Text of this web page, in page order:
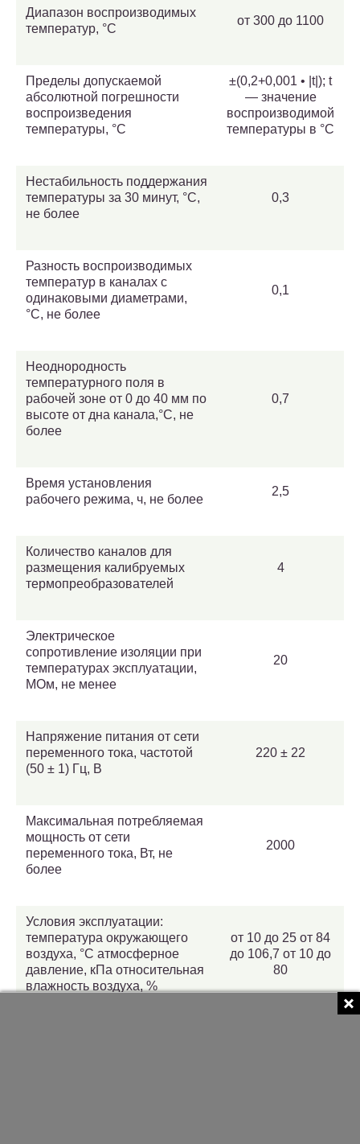
Диапазон воспроизводимых
температур, °С
от 300 до 1100
Пределы допускаемой
абсолютной погрешности
воспроизведения
температуры, °С
±(0,2+0,001 • |t|); t
— значение
воспроизводимой
температуры в °С
Нестабильность поддержания
температуры за 30 минут, °С,
не более
0,3
Разность воспроизводимых
температур в каналах с
одинаковыми диаметрами,
°С, не более
0,1
Неоднородность
температурного поля в
рабочей зоне от 0 до 40 мм по
высоте от дна канала,°С, не
более
0,7
Время установления
рабочего режима, ч, не более
2,5
Количество каналов для
размещения калибруемых
термопреобразователей
4
Электрическое
сопротивление изоляции при
температурах эксплуатации,
МОм, не менее
20
Напряжение питания от сети
переменного тока, частотой
(50 ± 1) Гц, В
220 ± 22
Максимальная потребляемая
мощность от сети
переменного тока, Вт, не
более
2000
Условия эксплуатации:
температура окружающего
воздуха, °С атмосферное
давление, кПа относительная
влажность воздуха, %
от 10 до 25 от 84
до 106,7 от 10 до
80